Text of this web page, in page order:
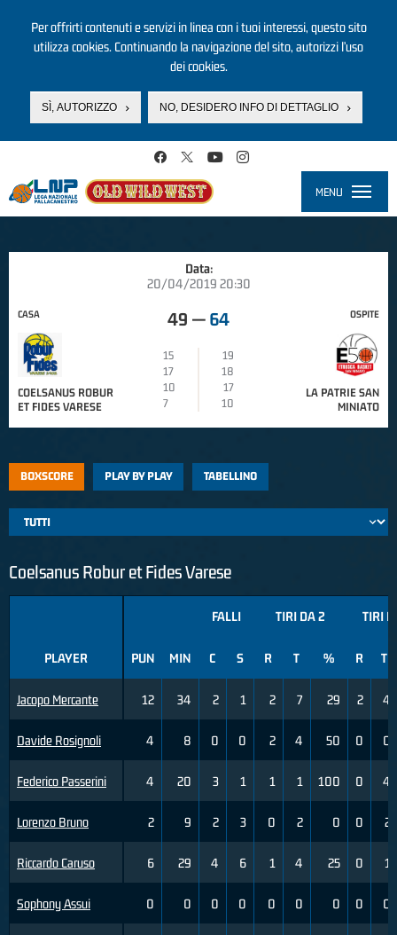
Per offrirti contenuti e servizi in linea con i tuoi interessi, questo sito
utilizza cookies. Continuando la navigazione del sito, autorizzi l’uso
dei cookies.
SÌ, AUTORIZZO NO, DESIDERO INFO DI DETTAGLIO
MENU
Data:
20/04/2019 20:30
CASA
COELSANUS ROBUR
ET FIDES VARESE
49 — 64
15
19
17
18
10
17
7
10
OSPITE
LA PATRIE SAN
MINIATO
BOXSCORE PLAY BY PLAY TABELLINO
Coelsanus Robur et Fides Varese
PLAYER
Jacopo Mercante
Davide Rosignoli
Federico Passerini
Lorenzo Bruno
Riccardo Caruso
Sophony Assui
FALLI TIRI DA 2 TIRI
PUN MIN C S R T % R T
12 34 2 1 2 7 29 2 4
4 8 0 0 2 4 50 0 0
4 20 3 1 1 1 100 0 4
2 9 2 3 0 2 0 0 2
6 29 4 6 1 4 25 0 1
0 0 0 0 0 0 0 0 0